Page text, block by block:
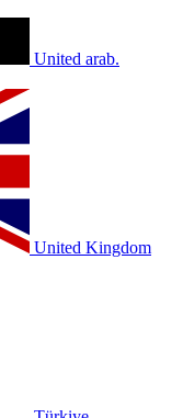
United arab.
United Kingdom